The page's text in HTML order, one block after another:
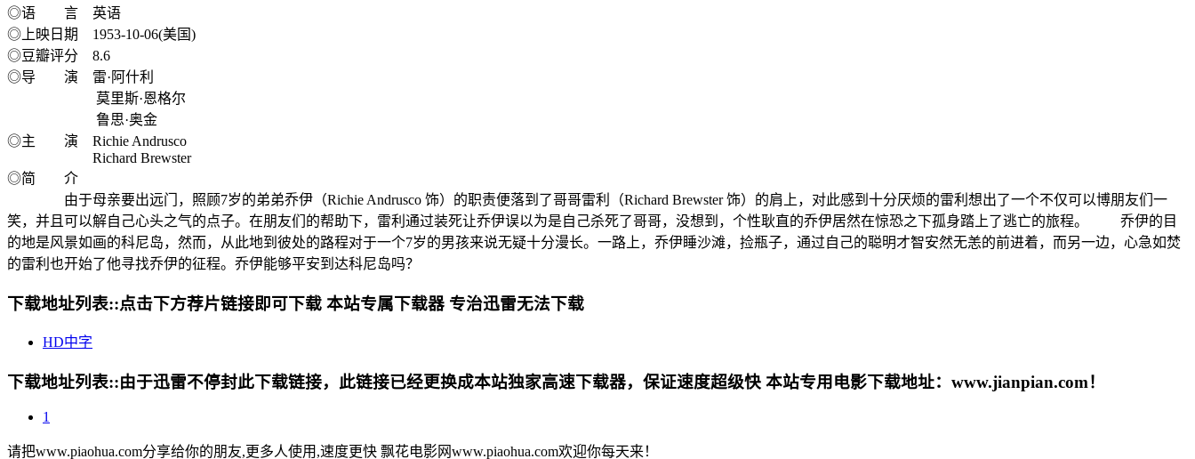
◎语 言 英语
◎上映日期 1953-10-06(美国)
◎豆瓣评分 8.6
◎导 演 雷·阿什利
莫里斯·恩格尔
鲁思·奥金
◎主 演 Richie Andrusco
Richard Brewster
◎简 介
由于母亲要出远门，照顾7岁的弟弟乔伊（Richie Andrusco 饰）的职责便落到了哥哥雷利（Richard Brewster 饰）的肩上，对此感到十分厌烦的雷利想出了一个不仅可以博朋友们一
笑，并且可以解自己心头之气的点子。在朋友们的帮助下，雷利通过装死让乔伊误以为是自己杀死了哥哥，没想到，个性耿直的乔伊居然在惊恐之下孤身踏上了逃亡的旅程。 乔伊的目
的地是风景如画的科尼岛，然而，从此地到彼处的路程对于一个7岁的男孩来说无疑十分漫长。一路上，乔伊睡沙滩，捡瓶子，通过自己的聪明才智安然无恙的前进着，而另一边，心急如焚
的雷利也开始了他寻找乔伊的征程。乔伊能够平安到达科尼岛吗？
下载地址列表::点击下方荐片链接即可下载 本站专属下载器 专治迅雷无法下载
HD中字
下载地址列表::由于迅雷不停封此下载链接，此链接已经更换成本站独家高速下载器，保证速度超级快 本站专用电影下载地址：www.jianpian.com！
1
请把www.piaohua.com分享给你的朋友,更多人使用,速度更快 飘花电影网www.piaohua.com欢迎你每天来！